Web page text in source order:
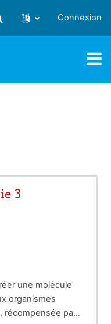
désactiver la saisie
Connexion
3
une molécule
organismes
récompensée par